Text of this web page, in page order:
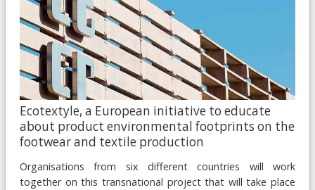
Ecotextyle, a European initiative to educate
about product environmental footprints on the
footwear and textile production
Organisations from six different countries will work
together on this transnational project that will take place